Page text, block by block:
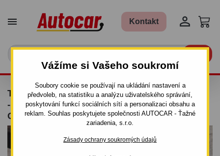
Vážíme si Vašeho soukromí
Soubory cookie se používají na ukládání nastavení a
předvoleb, na statistiku a analýzu uživatelského správání,
poskytování funkcí sociálních sítí a personalizaci obsahu a
reklam. Souhlas poskytujete společnosti AUTOCAR - Ťažné
zariadenia, s.r.o.
Zásady ochrany soukromých údajů
 Kontakt 
TAŽNÉ ZAŘÍZENÍ PRO PEUGEOT 4007 - SUV
- ODNÍMATELNÝ BAJONETOVÝ SYSTÉM -
OD 2007 DO